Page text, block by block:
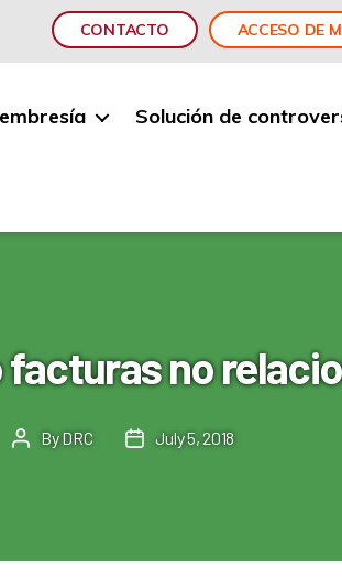
CONTACTO ACCESO DE
Solución de
no
Post
ByDRC
PostJuly 5, 2018